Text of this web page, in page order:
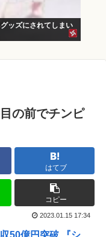
ッズにされてしまい
の前でチンピ
はてブ
コピー
2023.01.15 17:34